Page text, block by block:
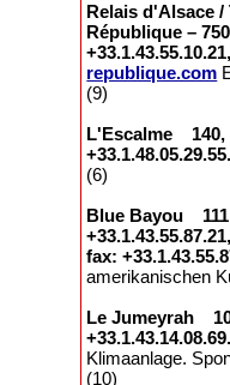
Relais d'Alsace
République –
republique.com
(9)
L'Escalme 140,
(6)
Blue Bayou 111
fax:
amerikanischen
Le Jumeyrah
Klimaanlage.
(10)